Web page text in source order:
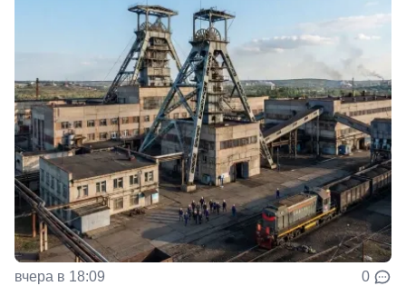
вчера в 18:09 0